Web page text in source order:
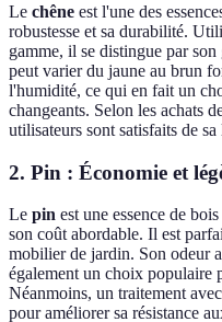
Le chêne est l'une des
robustesse et sa durabilité.
gamme, il se distingue par
peut varier du jaune au brun
l'humidité, ce qui en fait un
changeants. Selon les achats
utilisateurs sont satisfaits de
2. Pin : Économie et
Le pin est une essence de
son coût abordable. Il est
mobilier de jardin. Son odeur
également un choix populaire
Néanmoins, un traitement
pour améliorer sa résistance